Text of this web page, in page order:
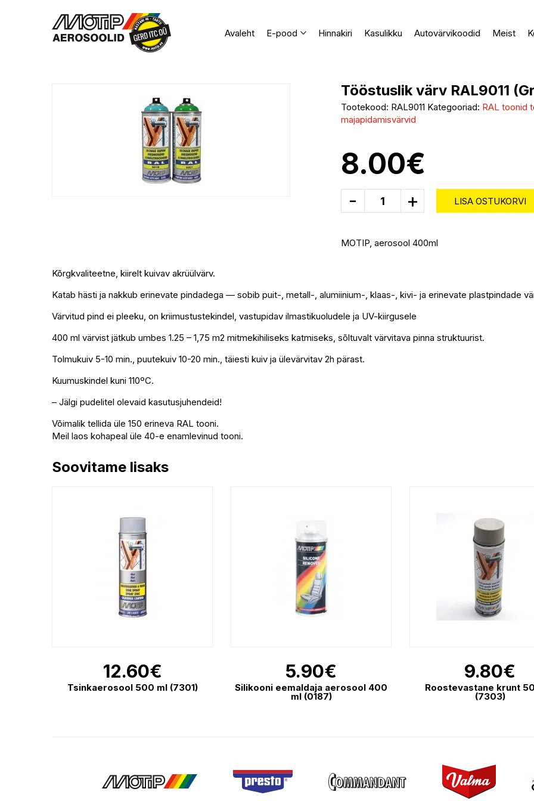
Avaleht E-pood Hinnakiri Kasulikku Autovärvikoodid Meist
Tööstuslik värv RAL9011
Tootekood: RAL9011 Kategooriad: RAL toonid
majapidamisvärvid
8.00€
- + LISA OSTUKORVI
MOTIP, aerosool 400ml
Kõrgkvaliteetne, kiirelt kuivav akrüülvärv.
Katab hästi ja nakkub erinevate pindadega — sobib puit-, metall-, alumiinium-, klaas-, kivi- ja erinevate plastpindade
Värvitud pind ei pleeku, on kriimustustekindel, vastupidav ilmastikuoludele ja UV-kiirgusele
400 ml värvist jätkub umbes 1.25 – 1,75 m2 mitmekihiliseks katmiseks, sõltuvalt värvitava pinna struktuurist.
Tolmukuiv 5-10 min., puutekuiv 10-20 min., täiesti kuiv ja ülevärvitav 2h pärast.
Kuumuskindel kuni 110ºC.
– Jälgi pudelitel olevaid kasutusjuhendeid!
Võimalik tellida üle 150 erineva RAL tooni.
Meil laos kohapeal üle 40-e enamlevinud tooni.
Soovitame lisaks
12.60€
Tsinkaerosool 500 ml (7301)
5.90€
Silikooni eemaldaja aerosool 400
ml (0187)
9.80€
Roostevastane krunt
(7303)